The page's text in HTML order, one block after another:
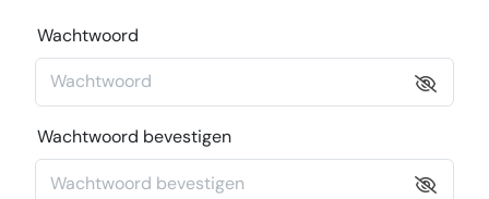
Wachtwoord
Wachtwoord bevestigen